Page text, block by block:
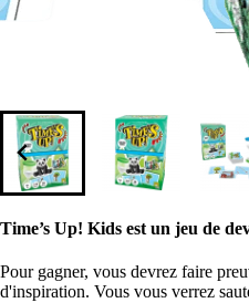
Time’s Up! Kids est un jeu de
Pour gagner, vous devrez faire
d'inspiration. Vous vous verrez